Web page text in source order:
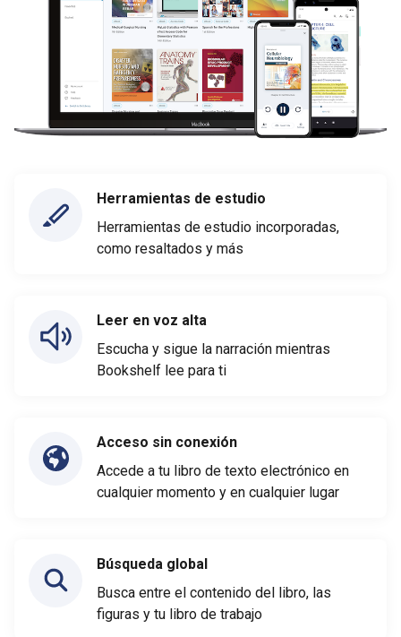
Herramientas de estudio
Herramientas de estudio incorporadas,
como resaltados y más
Leer en voz alta
Escucha y sigue la narración mientras
Bookshelf lee para ti
Acceso sin conexión
Accede a tu libro de texto electrónico en
cualquier momento y en cualquier lugar
Búsqueda global
Busca entre el contenido del libro, las
figuras y tu libro de trabajo